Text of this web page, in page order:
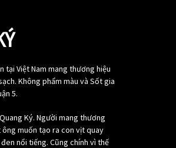
tại Việt Nam mang thương hiệu
Không phẩm màu và Sốt gia
5.
Ký. Người mang thương
ông muốn tạo ra con vịt quay
nổi tiếng. Cũng chính vì thế